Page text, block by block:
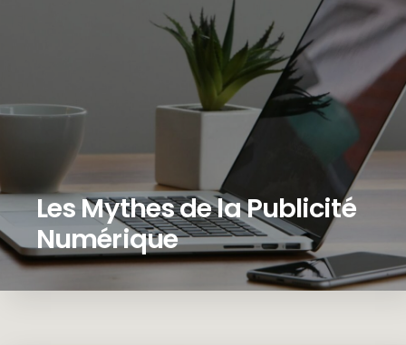
Les Mythes de la Publicité
Numérique